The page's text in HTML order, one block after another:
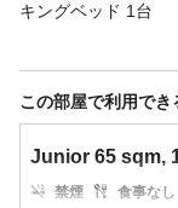
キングベッド 1台
この部屋で利用でき
Junior 65 sqm,
禁煙 食事なし